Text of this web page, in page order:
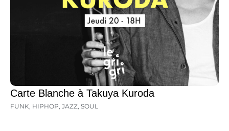
Carte Blanche à Takuya Kuroda
FUNK, HIPHOP, JAZZ, SOUL